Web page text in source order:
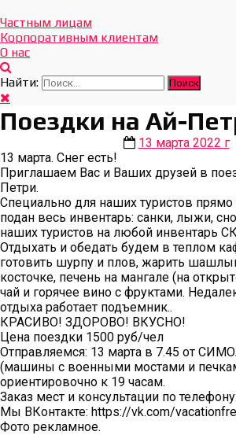
Отдых Без Границ
Эксклюзивные экскурсии по Севастополю и Крыму
Частным лицам
Корпоративным клиентам
О нас
Найти:
Поездки на Ай-
13 марта 2022 г
13 марта. Снег есть!
Приглашаем Вас и Ваших друзей в
Петри.
Специально для наших туристов прямо
подан весь инвентарь: санки, лыжи,
наших туристов на любой инвентарь
Отдыхать и обедать будем в теплом
готовить шурпу и плов, жарить
косточке, печень на мангале (на
чай и горячее вино с фруктами.
отдыха работает подъемник..
КРАСИВО! ЗДОРОВО! ВКУСНО!
Цена поездки 1500 руб/чел
Отправляемся: 13 марта в 7.45 от
(машины с военными мостами и
ориентировочно к 19 часам.
Заказ мест и консультации по
Мы ВКонтакте: https://vk.com/
Фото рекламное.